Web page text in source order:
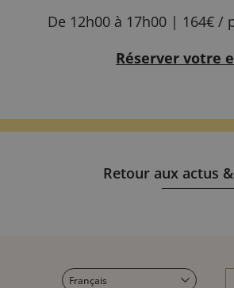
De 12h00 à 17h00 | 164€ /
Réserver votre
Retour aux actus
Français